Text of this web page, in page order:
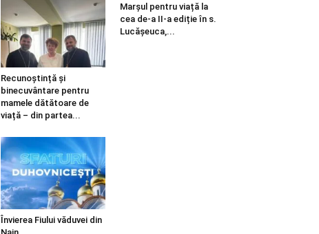
Recunoștință și
binecuvântare pentru
mamele dătătoare de
viață – din partea...
Marșul pentru viață la
cea de-a II-a ediție în s.
Lucășeuca,...
Învierea Fiului văduvei din